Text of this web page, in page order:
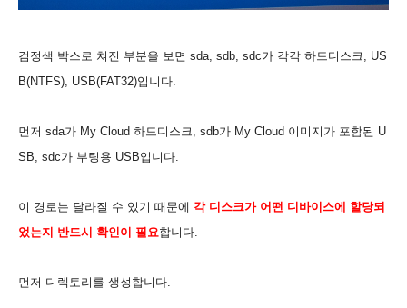
검정색 박스로 쳐진 부분을 보면 sda, sdb, sdc가 각각 하드디스크, US
B(NTFS), USB(FAT32)입니다.
먼저 sda가 My Cloud 하드디스크, sdb가 My Cloud 이미지가 포함된 U
SB, sdc가 부팅용 USB입니다.
이 경로는 달라질 수 있기 때문에 각 디스크가 어떤 디바이스에 할당되
었는지 반드시 확인이 필요합니다.
먼저 디렉토리를 생성합니다.